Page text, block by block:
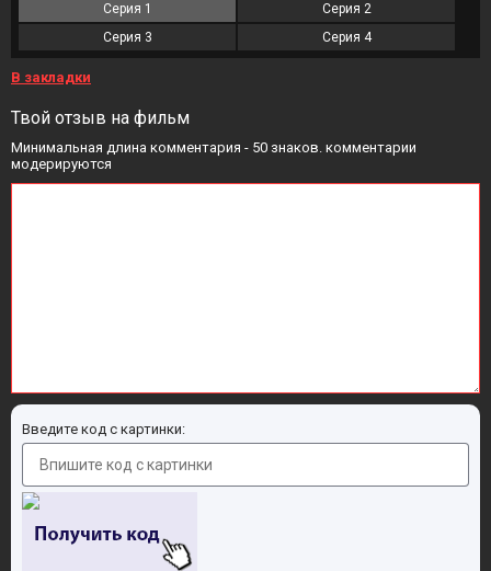
Серия 1
Серия 2
Серия 3
Серия 4
В закладки
Твой отзыв на фильм
Минимальная длина комментария - 50 знаков. комментарии
модерируются
Введите код с картинки: